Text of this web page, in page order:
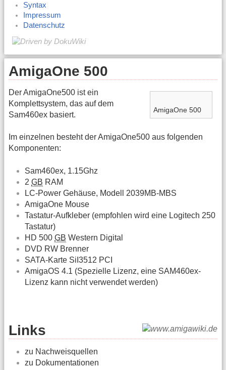
Syntax
Impressum
Datenschutz
AmigaOne 500
AmigaOne 500
Der AmigaOne500 ist ein
Komplettsystem, das auf dem
Sam460ex basiert.
Im einzelnen besteht der AmigaOne500 aus folgenden
Komponenten:
Sam460ex, 1.15Ghz
2 GB RAM
LC-Power Gehäuse, Modell 2039MB-MBS
AmigaOne Mouse
Tastatur-Aufkleber (empfohlen wird eine Logitech 250
Tastatur)
HD 500 GB Western Digital
DVD RW Brenner
SATA-Karte SiI3512 PCI
AmigaOS 4.1 (Spezielle Lizenz, eine SAM460ex-
Lizenz kann nicht verwendet werden)
Links
zu Nachweisquellen
zu Dokumentationen